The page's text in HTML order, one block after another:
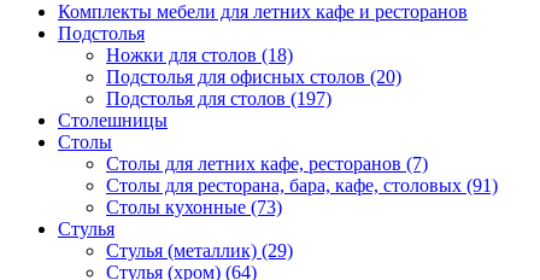
Комплекты мебели для летних кафе и ресторанов
Подстолья
Ножки для столов (18)
Подстолья для офисных столов (20)
Подстолья для столов (197)
Столешницы
Столы
Столы для летних кафе, ресторанов (7)
Столы для ресторана, бара, кафе, столовых (91)
Столы кухонные (73)
Стулья
Стулья (металлик) (29)
Стулья (хром) (64)